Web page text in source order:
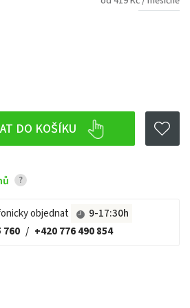
DO KOŠÍKU
?
objednat
9-17:30h
760 / +420 776 490 854